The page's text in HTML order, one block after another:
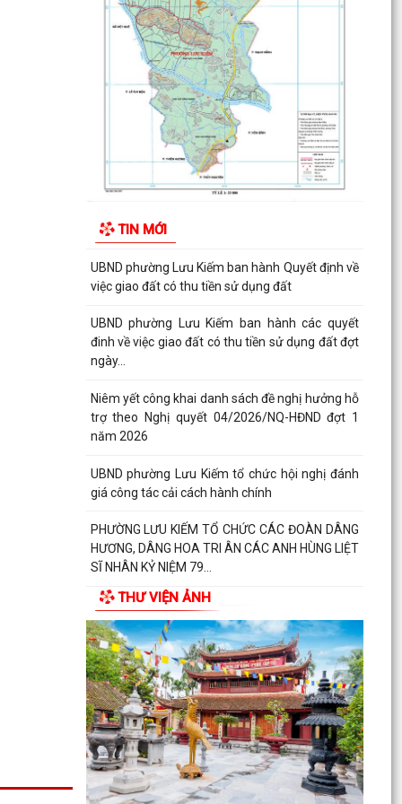
TIN MỚI
Tài tại...
THUẾ CƠ SỞ 1 THÀNH PHỐ HẢI PHÒNG HƯỚNG
DẪN KÊ KHAI THÔNG BÁO DOANH THU 6
THÁNG ĐẦU NĂM ĐỐI VỚI HỘ...
CÔNG AN PHƯỜNG LƯU KIẾM HƯỞNG ỨNG
THAM GIA CUỘC THI SÁNG TẠO VIDEO CLIP
"TỔ QUỐC BÌNH YÊN"
UBND phường Lưu Kiếm ban hành Kế hoạch
phường Lưu Kiếm
UBND phường Lưu Kiếm ban hành Quyết định về
việc giao đất có thu tiền sử dụng đất
UBND phường Lưu Kiếm ban hành các quyết
đinh về việc giao đất có thu tiền sử dụng đất đợt
ngày...
Niêm yết công khai danh sách đề nghị hưởng hỗ
trợ theo Nghị quyết 04/2026/NQ-HĐND đợt 1
năm 2026
UBND phường Lưu Kiếm tổ chức hội nghị đánh
giá công tác cải cách hành chính
PHƯỜNG LƯU KIẾM TỔ CHỨC CÁC ĐOÀN DÂNG
HƯƠNG, DÂNG HOA TRI ÂN CÁC ANH HÙNG LIỆT
SĨ NHÂN KỶ NIỆM 79...
PHƯỜNG LƯU KIẾM TỔ CHỨC LỄ DÂNG HƯƠNG,
THẮP NẾN TRI ÂN CÁC ANH HÙNG LIỆT SĨ NHÂN
KỶ NIỆM 79 NĂM...
QUY ĐỊNH SỐ 208-QĐ/TW VỀ THI HÀNH ĐIỀU LỆ
ĐẢNG
Báo Đại biểu nhân dân đưa tin: Phường Lưu
Kiếm triển khai “Kỳ họp số” nâng cao hiệu quả
hoạt động...
THƯ VIỆN ẢNH